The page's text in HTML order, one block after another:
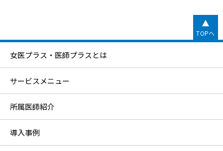
TOPへ
女医プラス・医師プラスとは
サービスメニュー
所属医師紹介
導入事例